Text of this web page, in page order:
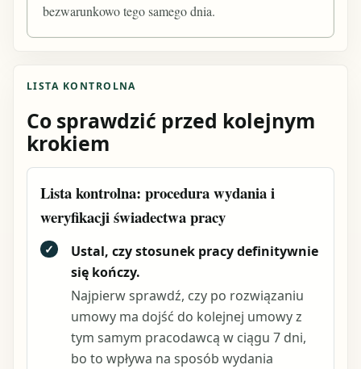
bezwarunkowo tego samego dnia.
LISTA KONTROLNA
Co sprawdzić przed kolejnym
krokiem
Lista kontrolna: procedura wydania i
weryfikacji świadectwa pracy
✓
Ustal, czy stosunek pracy definitywnie
się kończy.
Najpierw sprawdź, czy po rozwiązaniu
umowy ma dojść do kolejnej umowy z
tym samym pracodawcą w ciągu 7 dni,
bo to wpływa na sposób wydania